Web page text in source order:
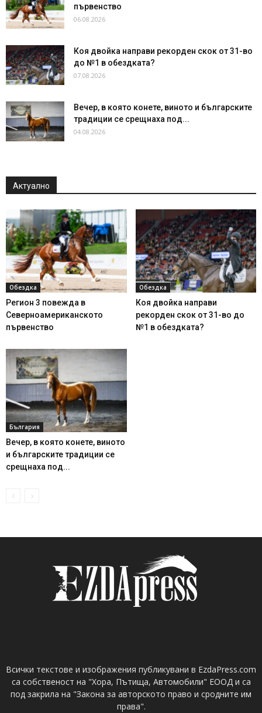
първенство
06.08.2026
Коя двойка направи рекорден скок от 31-во
до №1 в обездката?
07.08.2026
Вечер, в която конете, виното и българските
традиции се срещнаха под...
04.08.2026
Актуално
Обездка
Регион 3 повежда в
Северноамериканското
първенство
Обездка
Коя двойка направи
рекорден скок от 31-во до
№1 в обездката?
България
Вечер, в която конете, виното
и българските традиции се
срещнаха под...
Всички текстове и изображения публикувани в EzdaPress.com
са собственост на "Хора, Пътища, Автомобили" ЕООД и са
под закрила на "Закона за авторското право и сродните им
права".